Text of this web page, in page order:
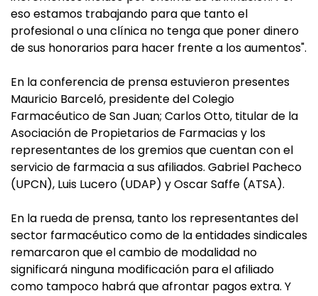
eso estamos trabajando para que tanto el
profesional o una clínica no tenga que poner dinero
de sus honorarios para hacer frente a los aumentos".
En la conferencia de prensa estuvieron presentes
Mauricio Barceló, presidente del Colegio
Farmacéutico de San Juan; Carlos Otto, titular de la
Asociación de Propietarios de Farmacias y los
representantes de los gremios que cuentan con el
servicio de farmacia a sus afiliados. Gabriel Pacheco
(UPCN), Luis Lucero (UDAP) y Oscar Saffe (ATSA).
En la rueda de prensa, tanto los representantes del
sector farmacéutico como de la entidades sindicales
remarcaron que el cambio de modalidad no
significará ninguna modificación para el afiliado
como tampoco habrá que afrontar pagos extra. Y